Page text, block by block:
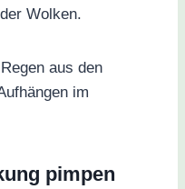
Wolken.
aus den
im
pimpen